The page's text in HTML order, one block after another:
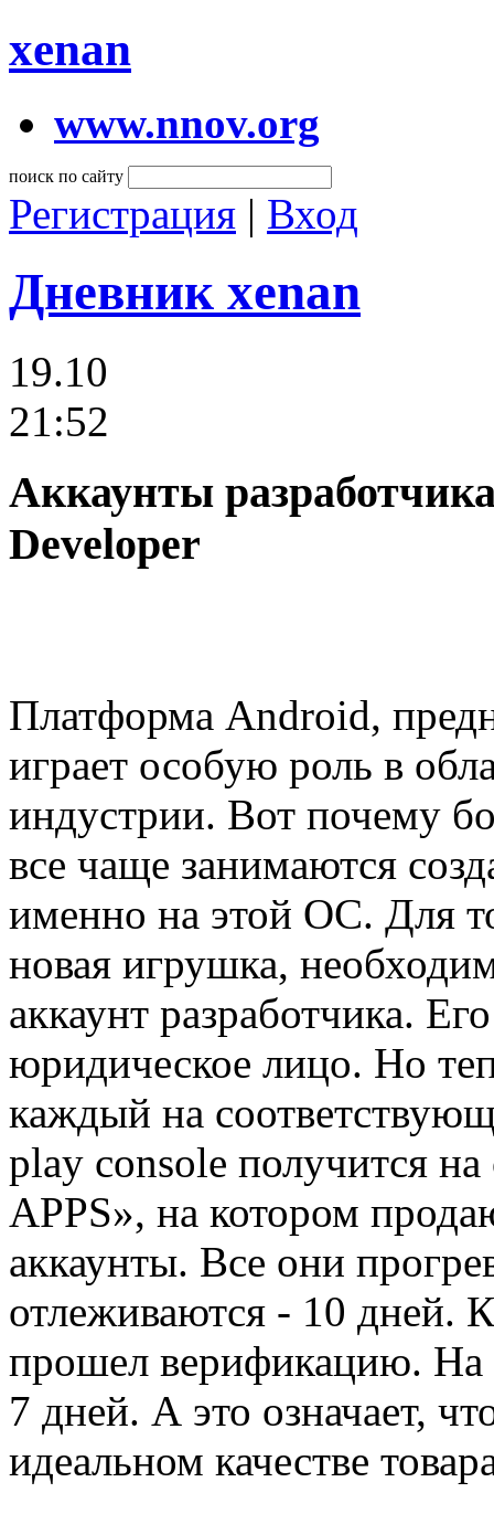
xenan
www.nnov.org
поиск по сайту
Регистрация | Вход
Дневник xenan
19.10
21:52
Аккаунты
Developer
Платформа Android,
играет особую роль в
индустрии. Вот почему
все чаще занимаются
именно на этой ОС. Для
новая игрушка,
аккаунт разработчика.
юридическое лицо. Но
каждый на
play console получится
APPS», на котором
аккаунты. Все они
отлеживаются - 10 дней.
прошел верификацию. На
7 дней. А это означает,
идеальном качестве